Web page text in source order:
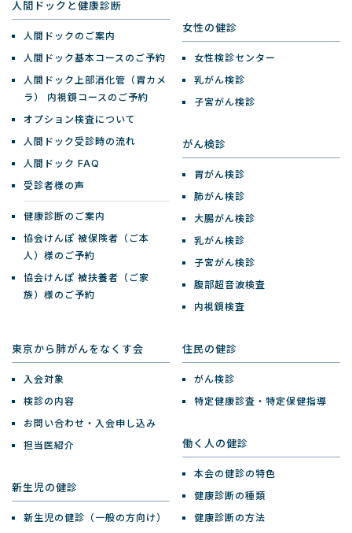
人間ドックと健康診断
人間ドックのご案内
人間ドック基本コースのご予約
人間ドック上部消化管（胃カメ
ラ）
内視鏡コースのご予約
オプション検査について
人間ドック受診時の流れ
人間ドック FAQ
受診者様の声
健康診断のご案内
協会けんぽ 被保険者（ご本
人）様のご予約
協会けんぽ 被扶養者（ご家
族）様のご予約
女性の健診
女性検診センター
乳がん検診
子宮がん検診
がん検診
胃がん検診
肺がん検診
大腸がん検診
乳がん検診
子宮がん検診
腹部超音波検査
内視鏡検査
東京から肺がんをなくす会
入会対象
検診の内容
お問い合わせ・入会申し込み
担当医紹介
新生児の健診
新生児の健診（一般の方向け）
住民の健診
がん検診
特定健康診査・特定保健指導
働く人の健診
本会の健診の特色
健康診断の種類
健康診断の方法